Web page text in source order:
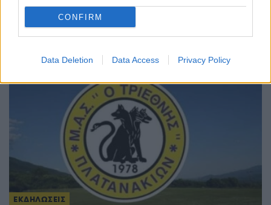
CONFIRM
Data Deletion Data Access Privacy Policy
Ποντιακή βραδιά από τον Σύλλογο Ποντίων
Κρηνίδων Καβάλας «Το Βυζάντιο»
ΕΚΔΗΛΩΣΕΙΣ